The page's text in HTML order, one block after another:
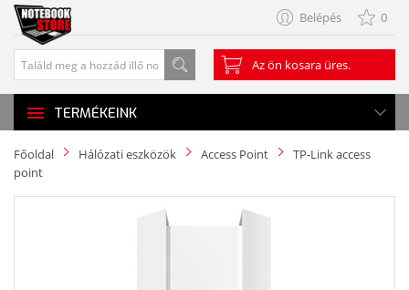
Belépés 0
Az ön kosara üres.
TERMÉKEINK
Főoldal Hálózati eszközök Access Point
TP-Link access
point